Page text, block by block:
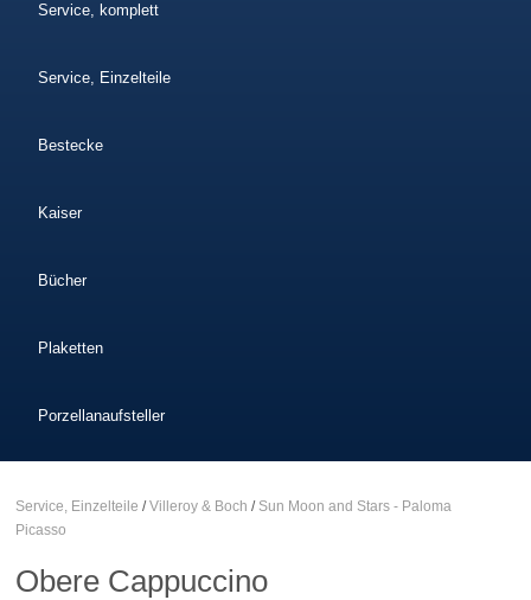
Service, komplett
Service, Einzelteile
Bestecke
Kaiser
Bücher
Plaketten
Porzellanaufsteller
Service, Einzelteile /Villeroy & Boch / Sun Moon and Stars - Paloma
Picasso
Obere Cappuccino